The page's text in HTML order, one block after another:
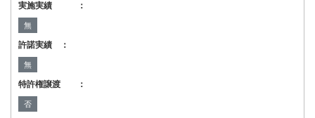
実施実績 ：
無
許諾実績 ：
無
特許権譲渡 ：
否